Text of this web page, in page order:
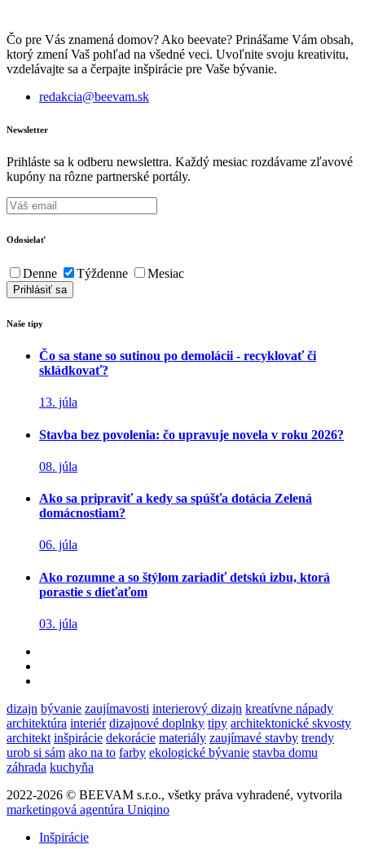
Čo pre Vás znamená domov? Ako beevate? Prinášame Vám obsah,
ktorý zmení Vaš pohľad na všedné veci. Uvoľnite svoju kreativitu,
vzdelávajte sa a čerpajte inšpirácie pre Vaše bývanie.
redakcia@beevam.sk
Newsletter
Prihláste sa k odberu newslettra. Každý mesiac rozdávame zľavové
kupóny na rôzne partnerské portály.
Odosielať
Denne Týždenne Mesiac
Naše tipy
Čo sa stane so sutinou po demolácii - recyklovať či
skládkovať?
13. júla
Stavba bez povolenia: čo upravuje novela v roku 2026?
08. júla
Ako sa pripraviť a kedy sa spúšťa dotácia Zelená
domácnostiam?
06. júla
Ako rozumne a so štýlom zariadiť detskú izbu, ktorá
porastie s dieťaťom
03. júla
dizajn bývanie zaujímavosti interierový dizajn kreatívne nápady
architektúra interiér dizajnové doplnky tipy architektonické skvosty
architekt inšpirácie dekorácie materiály zaujímavé stavby trendy
urob si sám ako na to farby ekologické bývanie stavba domu
záhrada kuchyňa
2022-2026 © BEEVAM s.r.o., všetky práva vyhradené, vytvorila
marketingová agentúra Uniqino
Inšpirácie